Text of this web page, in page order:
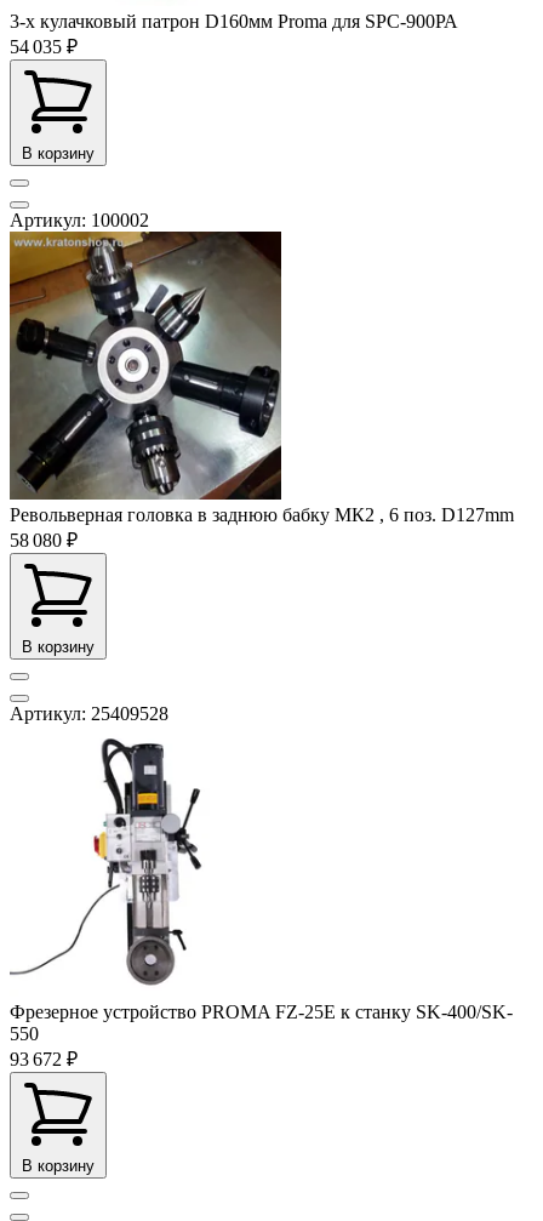
3-x кулачковый патрон D160мм Proma для SPC-900РА
54 035 ₽
В корзину
Артикул: 100002
Револьверная головка в заднюю бабку МК2 , 6 поз. D127mm
58 080 ₽
В корзину
Артикул: 25409528
Фрезерное устройство PROMA FZ-25E к станку SK-400/SK-
550
93 672 ₽
В корзину